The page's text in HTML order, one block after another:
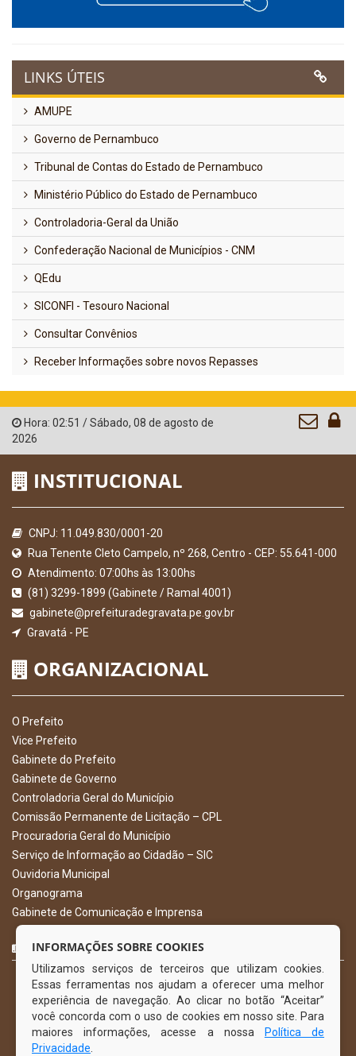
LINKS ÚTEIS
AMUPE
Governo de Pernambuco
Tribunal de Contas do Estado de Pernambuco
Ministério Público do Estado de Pernambuco
Controladoria-Geral da União
Confederação Nacional de Municípios - CNM
QEdu
SICONFI - Tesouro Nacional
Consultar Convênios
Receber Informações sobre novos Repasses
Hora: 02:51 /Sábado, 08 de agosto de
2026
INSTITUCIONAL
CNPJ: 11.049.830/0001-20
Rua Tenente Cleto Campelo, nº 268, Centro - CEP: 55.641-000
Atendimento: 07:00hs às 13:00hs
(81) 3299-1899 (Gabinete / Ramal 4001)
gabinete@prefeituradegravata.pe.gov.br
Gravatá - PE
ORGANIZACIONAL
O Prefeito
Vice Prefeito
Gabinete do Prefeito
Gabinete de Governo
Controladoria Geral do Município
Comissão Permanente de Licitação – CPL
Procuradoria Geral do Município
Serviço de Informação ao Cidadão – SIC
Ouvidoria Municipal
Organograma
Gabinete de Comunicação e Imprensa
CURTA NOSSA FAN PAGE
INFORMAÇÕES SOBRE COOKIES
Utilizamos serviços de terceiros que utilizam cookies.
Essas ferramentas nos ajudam a oferecer uma melhor
experiência de navegação. Ao clicar no botão “Aceitar”
você concorda com o uso de cookies em nosso site. Para
maiores informações, acesse a nossa
Política de
Privacidade